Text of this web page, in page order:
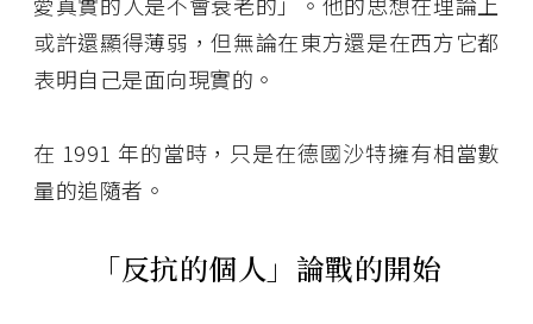
或許還顯得薄弱，但無論在東方還是在西方它都
表明自己是面向現實的。
在 1991 年的當時，只是在德國沙特擁有相當數
量的追隨者。
「反抗的個人」論戰的開始